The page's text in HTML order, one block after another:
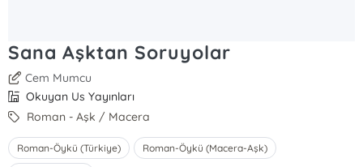
Sana Aşktan Soruyolar
Cem Mumcu
Okuyan Us Yayınları
Roman - Aşk / Macera
Roman-Öykü (Türkiye) Roman-Öykü (Macera-Aşk)